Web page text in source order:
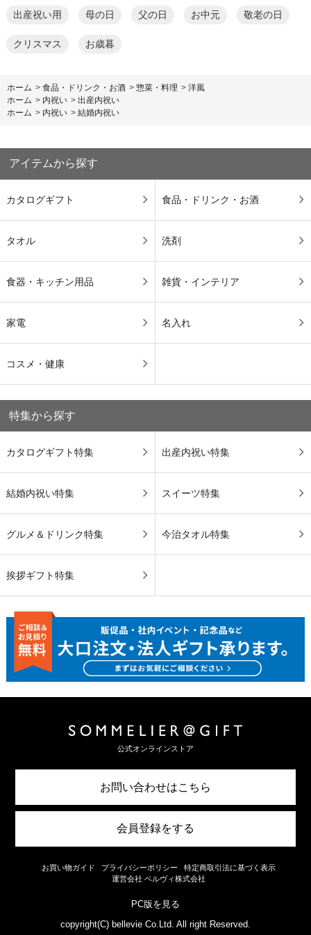
出産祝い用 母の日 父の日 お中元 敬老の日
クリスマス お歳暮
ホーム > 食品・ドリンク・お酒 > 惣菜・料理 > 洋風
ホーム > 内祝い > 出産内祝い
ホーム > 内祝い > 結婚内祝い
アイテムから探す
カタログギフト 食品・ドリンク・お酒
タオル 洗剤
食器・キッチン用品 雑貨・インテリア
家電 名入れ
コスメ・健康
特集から探す
カタログギフト特集 出産内祝い特集
結婚内祝い特集 スイーツ特集
グルメ＆ドリンク特集 今治タオル特集
挨拶ギフト特集
公式オンラインストア
お問い合わせはこちら
会員登録をする
お買い物ガイド プライバシーポリシー
特定商取引法に基づく表示
運営会社 ベルヴィ株式会社
PC版を見る
copyright(C) bellevie Co.Ltd. All right Reserved.